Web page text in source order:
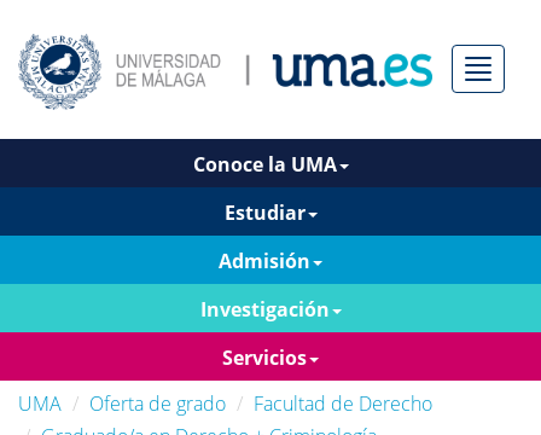
Menú
Conoce la UMA
Estudiar
Admisión
Investigación
Servicios
UMA
Oferta de grado
Facultad de Derecho